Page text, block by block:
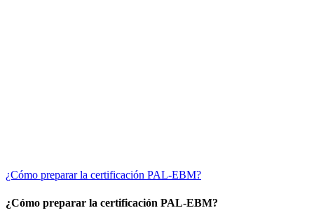
¿Cómo preparar la certificación PAL-EBM?
¿Cómo preparar la certificación PAL-EBM?